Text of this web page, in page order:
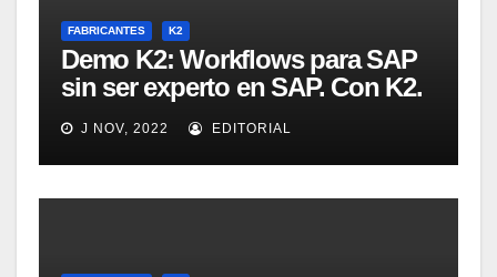
FABRICANTES K2
Demo K2: Workflows para SAP
sin ser experto en SAP. Con K2.
Intro y demo. [Webinar en
inglés]
J NOV, 2022 EDITORIAL